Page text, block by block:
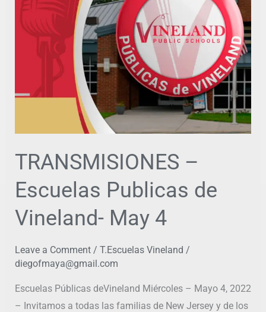
TRANSMISIONES –
Escuelas Publicas de
Vineland- May 4
Leave a Comment / T.Escuelas Vineland /
diegofmaya@gmail.com
Escuelas Públicas deVineland Miércoles – Mayo 4, 2022
– Invitamos a todas las familias de New Jersey y de los
Publicas
de
Vineland-